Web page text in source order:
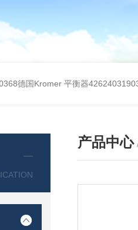
德国Kromer 平衡器
产品中心